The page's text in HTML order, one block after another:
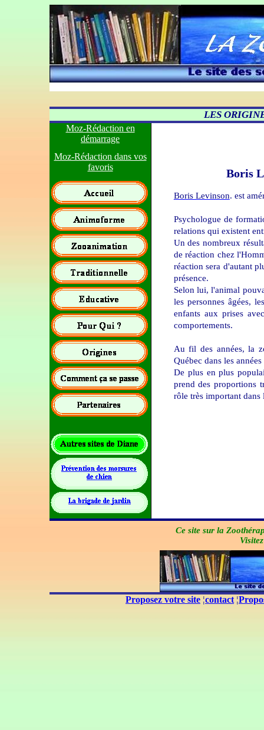
LES
Moz-Rédaction en
démarrage
Moz-Rédaction dans vos
favoris
Boris
Boris Levinson. est
Psychologue de
relations qui existent
Un des nombreux
de réaction chez
réaction sera d'autant
présence.
Selon lui, l'animal
les personnes âgées,
enfants aux prises
comportements.
Au fil des années, la
Québec dans les années
De plus en plus
prend des proportions
rôle très important dans
Ce site sur la
Proposez votre site ¦contact ¦